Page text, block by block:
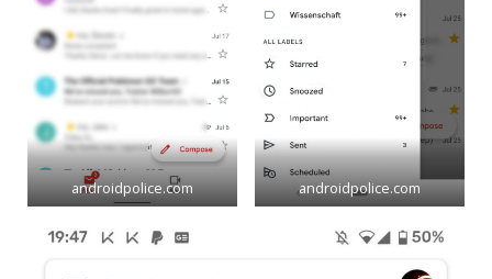
androidpolice.com androidpolice.com